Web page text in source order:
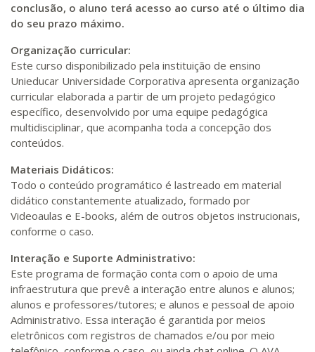
conclusão, o aluno terá acesso ao curso até o último dia
do seu prazo máximo.
Organização curricular:
Este curso disponibilizado pela instituição de ensino
Unieducar Universidade Corporativa apresenta organização
curricular elaborada a partir de um projeto pedagógico
específico, desenvolvido por uma equipe pedagógica
multidisciplinar, que acompanha toda a concepção dos
conteúdos.
Materiais Didáticos:
Todo o conteúdo programático é lastreado em material
didático constantemente atualizado, formado por
Videoaulas e E-books, além de outros objetos instrucionais,
conforme o caso.
Interação e Suporte Administrativo:
Este programa de formação conta com o apoio de uma
infraestrutura que prevê a interação entre alunos e alunos;
alunos e professores/tutores; e alunos e pessoal de apoio
Administrativo. Essa interação é garantida por meios
eletrônicos com registros de chamados e/ou por meio